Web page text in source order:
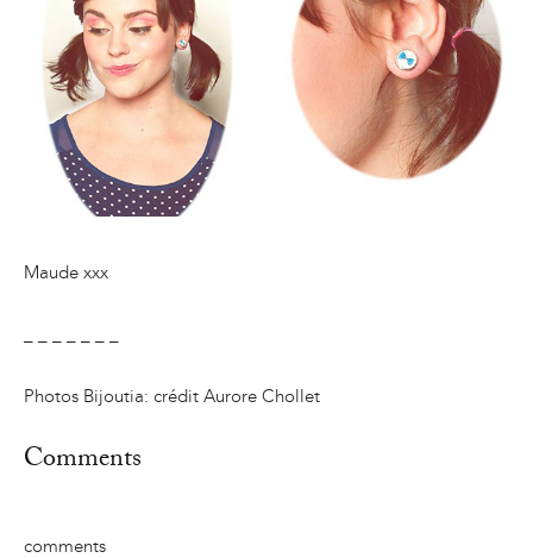
Maude xxx
Photos Bijoutia: crédit Aurore Chollet
Comments
comments